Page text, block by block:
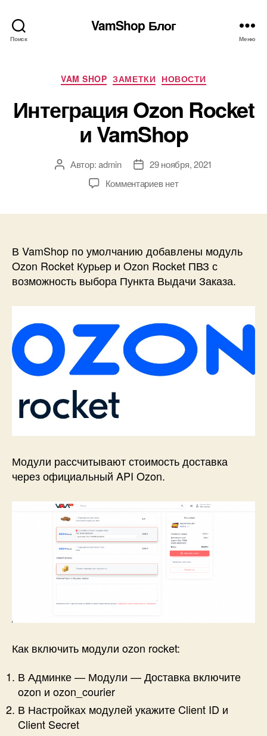
Поиск
VamShop Блог
Меню
Рубрики
VAM SHOP ЗАМЕТКИ НОВОСТИ
Интеграция Ozon Rocket
и VamShop
АвторАвтор:admin
Дата29 ноября, 2021
Комментариевк
и
VamShop
нет
В VamShop по умолчанию добавлены модуль
Ozon Rocket Курьер и Ozon Rocket ПВЗ с
возможность выбора Пункта Выдачи Заказа.
Модули рассчитывают стоимость доставка
через официальный API Ozon.
Как включить модули ozon rocket:
В Админке — Модули — Доставка включите
ozon и ozon_courier
В Настройках модулей укажите Client ID и
Client Secret